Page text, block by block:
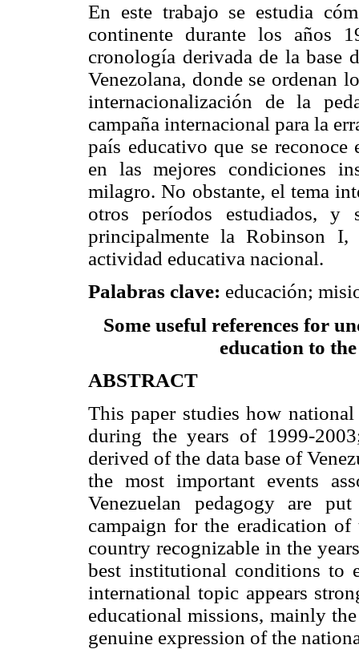
En este trabajo se estudia
continente durante los años
cronología derivada de la base
Venezolana, donde se ordenan
internacionalización de la
campaña internacional para la
país educativo que se
en las mejores condiciones
milagro. No obstante, el tema
otros períodos estudiados, y
principalmente la Robinson
actividad educativa nacional.
Palabras clave: educación;
Some useful references for
education to
ABSTRACT
This paper studies how
during the years of 1999-
derived of the data base of
the most important events
Venezuelan pedagogy are
campaign for the eradication
country recognizable in the
best institutional conditions to
international topic appears
educational missions, mainly
genuine expression of the